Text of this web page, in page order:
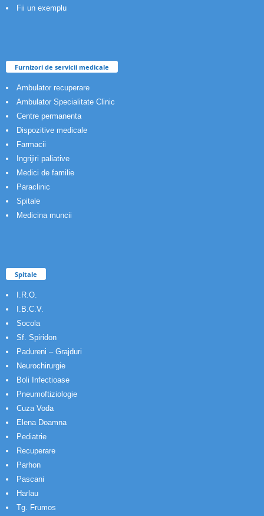
Fii un exemplu
Furnizori de servicii medicale
Ambulator recuperare
Ambulator Specialitate Clinic
Centre permanenta
Dispozitive medicale
Farmacii
Ingrijiri paliative
Medici de familie
Paraclinic
Spitale
Medicina muncii
Spitale
I.R.O.
I.B.C.V.
Socola
Sf. Spiridon
Padureni – Grajduri
Neurochirurgie
Boli Infectioase
Pneumoftiziologie
Cuza Voda
Elena Doamna
Pediatrie
Recuperare
Parhon
Pascani
Harlau
Tg. Frumos